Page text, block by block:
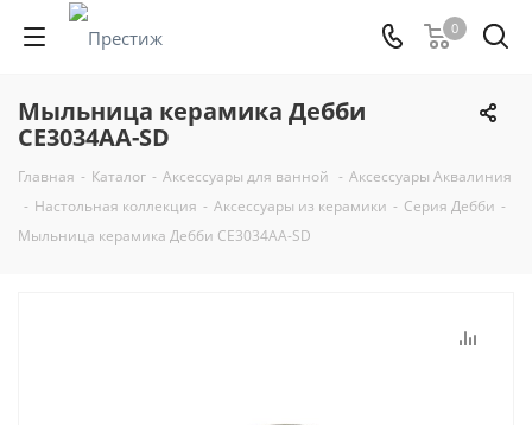
0
Мыльница керамика Дебби
CE3034AA-SD
Главная - Каталог - Аксессуары для ванной - Аксессуары Аквалиния
- Настольная коллекция - Аксессуары из керамики - Серия Дебби -
Мыльница керамика Дебби CE3034AA-SD